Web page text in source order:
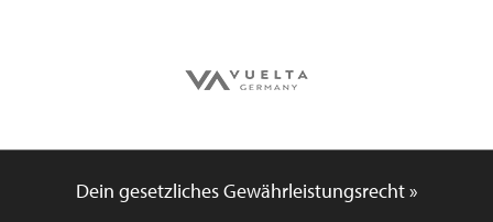
Dein gesetzliches Gewährleistungsrecht »